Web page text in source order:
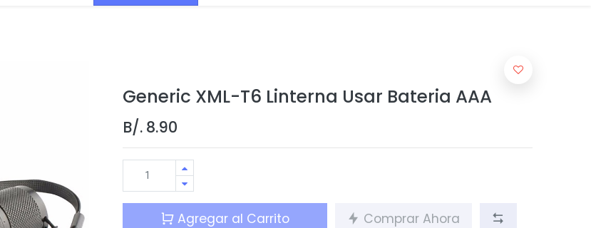
Generic XML-T6 Linterna Usar Bateria AAA
B/. 8.90
Agregar al Carrito Comprar Ahora